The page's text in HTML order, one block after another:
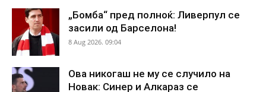
„Бомба“ пред полноќ: Ливерпул се
засили од Барселона!
8 Aug 2026. 09:04
Ова никогаш не му се случило на
Новак: Синер и Алкараз се